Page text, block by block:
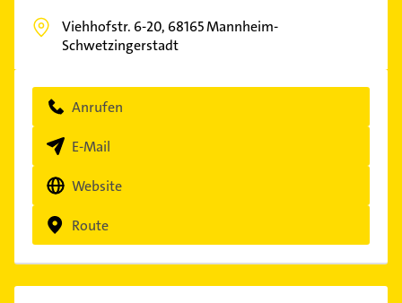
Viehhofstr. 6-20, 68165Mannheim-
Schwetzingerstadt
Anrufen
E-Mail
Website
Route